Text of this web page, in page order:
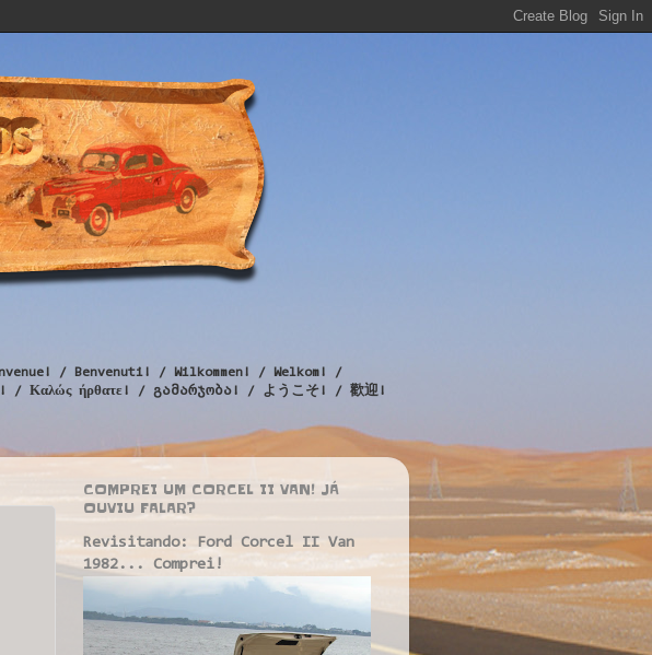
/ Benvenuti! / Wilkommen! / Welkom! /
/ Καλώς ήρθατε! / გამარჯობა! / ようこそ! / 歡迎!
COMPREI UM CORCEL II VAN! JÁ
OUVIU FALAR?
Revisitando: Ford Corcel II Van
1982... Comprei!